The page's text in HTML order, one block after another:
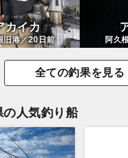
カイカ
旧港／20日前 阿久
全ての釣果を見る
の人気釣り船